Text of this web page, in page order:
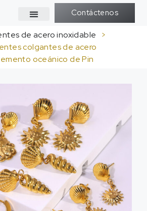
Contáctenos
de acero inoxidable
>
colgantes de acero
oceánico de Pin